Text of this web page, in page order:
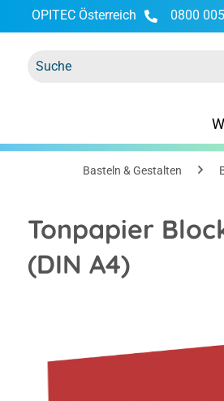
Zur Hauptnavigation
OPITEC Österreich 0800
Basteln & Gestalten
Tonpapier
(DIN A4)